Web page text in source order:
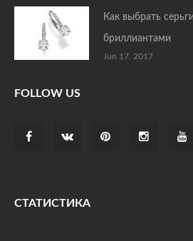
Как выбрать
бриллиантами
Jun 17, 2017
FOLLOW US
СТАТИСТИКА